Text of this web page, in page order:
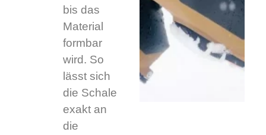
bis das
Material
formbar
wird. So
lässt sich
die Schale
exakt an
die